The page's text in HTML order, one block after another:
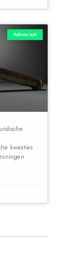
Advocaat
kwesties